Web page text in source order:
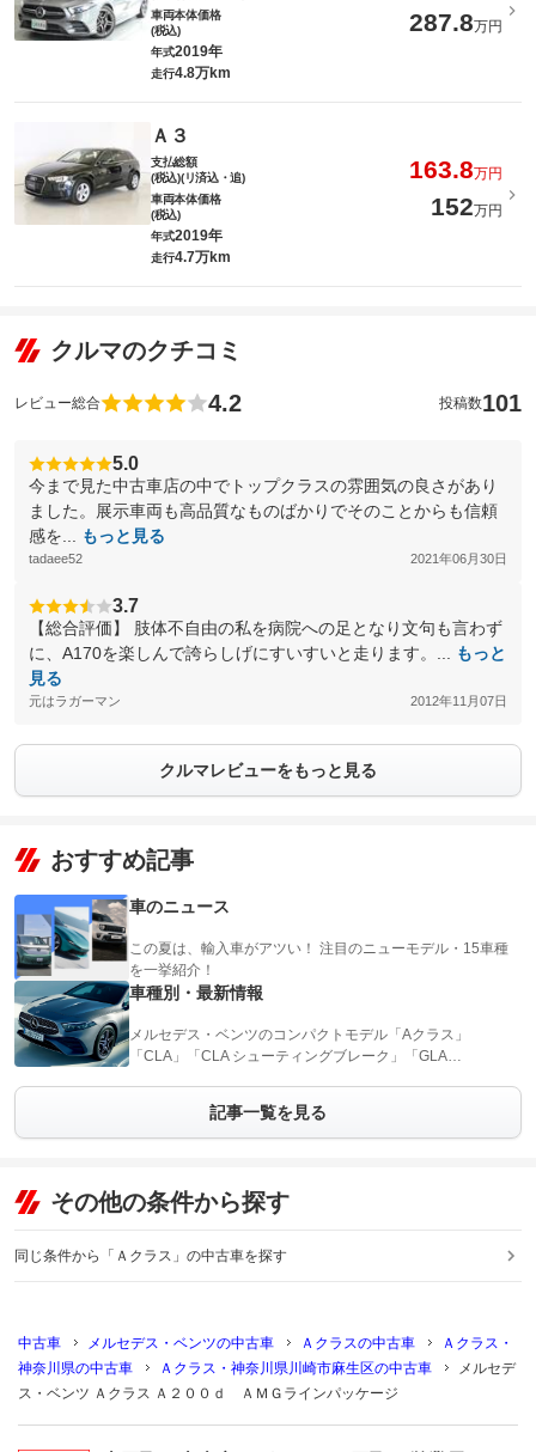
車両本体価格
(税込)
287.8万円
年式2019年
走行4.8万km
Ａ３
支払総額
(税込)(リ済込・追)
163.8万円
車両本体価格
(税込)
152万円
年式2019年
走行4.7万km
クルマのクチコミ
レビュー総合 4.2 投稿数101
5.0
今まで見た中古車店の中でトップクラスの雰囲気の良さがあり
ました。展示車両も高品質なものばかりでそのことからも信頼
感を...
もっと見る
tadaee52 2021年06月30日
3.7
【総合評価】 肢体不自由の私を病院への足となり文句も言わず
に、A170を楽しんで誇らしげにすいすいと走ります。...
もっと
見る
元はラガーマン 2012年11月07日
クルマレビューをもっと見る
おすすめ記事
車のニュース
この夏は、輸入車がアツい！ 注目のニューモデル・15車種
を一挙紹介！
車種別・最新情報
メルセデス・ベンツのコンパクトモデル「Aクラス」
「CLA」「CLA シューティングブレーク」「GLA…
記事一覧を見る
その他の条件から探す
同じ条件から「Ａクラス」の中古車を探す
中古車 メルセデス・ベンツの中古車 Ａクラスの中古車
Ａクラス・
神奈川県の中古車
Ａクラス・神奈川県川崎市麻生区の中古車
メルセデ
ス・ベンツ Ａクラス Ａ２００ｄ ＡＭＧラインパッケージ